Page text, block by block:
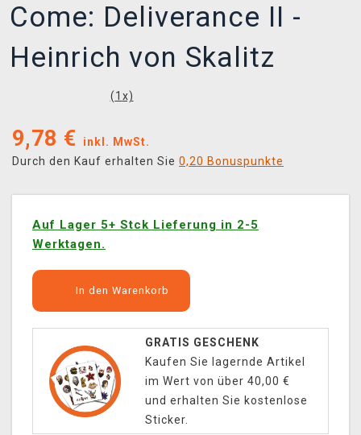
Come: Deliverance II -
Heinrich von Skalitz
(1 x)
9,78 €
inkl. MwSt.
Durch den Kauf erhalten Sie 0,20 Bonuspunkte
Auf Lager 5+ Stck Lieferung in 2-5
Werktagen.
In den Warenkorb
GRATIS GESCHENK
Kaufen Sie lagernde Artikel
im Wert von über 40,00 €
und erhalten Sie kostenlose
Sticker.